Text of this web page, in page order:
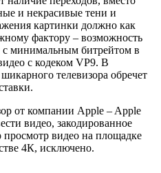
максимальную
загруженность канала,
или приставки.
достаточно иметь
равную 2Мбит/с и выше.
интернета для
или для онлайн-игр,
данным:
в онлайн игры, скорость
минимум 2 Мбит/с;
допустимо при